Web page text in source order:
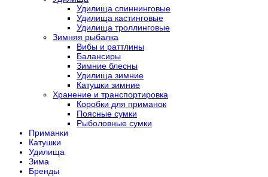
Удилища спиннинговые
Удилища кастинговые
Удилища троллинговые
Зимняя рыбалка
Вибы и раттлины
Балансиры
Зимние блесны
Удилища зимние
Катушки зимние
Хранение и транспортировка
Коробки для приманок
Поясные сумки
Рыболовные сумки
Приманки
Катушки
Удилища
Зима
Бренды